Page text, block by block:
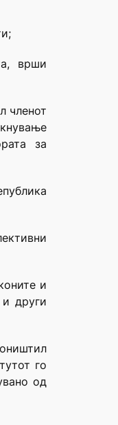
врши
членот
за
и
други
го
од